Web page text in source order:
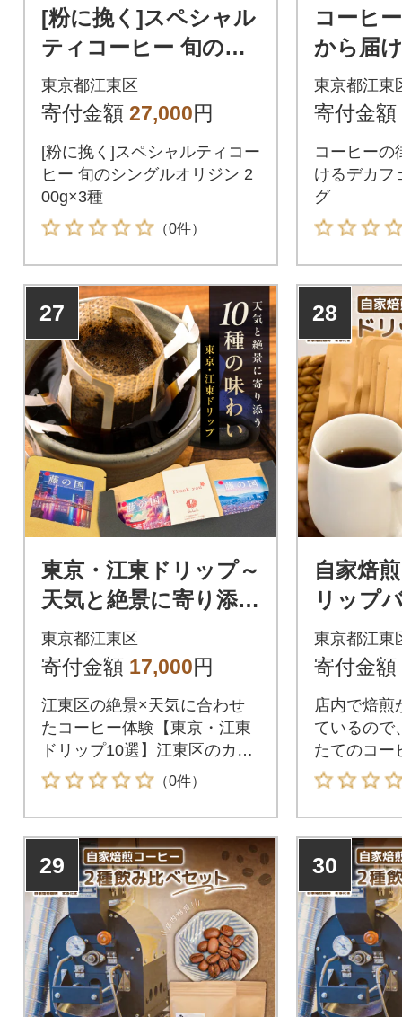
[粉に挽く]スペシャル
ティコーヒー 旬のシ
ングルオリジン 200g
×3種【kt054-004-2】
東京都江東区
寄付金額 27,000円
[粉に挽く]スペシャルティコー
ヒー 旬のシングルオリジン 2
00g×3種
（0件）
コーヒ
から届
のドリ
t055-
東京都江東
寄付金額
コーヒーの
けるデカフ
グ
27
東京・江東ドリップ～
天気と絶景に寄り添う
10種の味わい～【kt08
5-001】
東京都江東区
寄付金額 17,000円
江東区の絶景×天気に合わせ
たコーヒー体験【東京・江東
ドリップ10選】江東区のカフ
ェ、「カフェ・パークサイ
ド」から地域の魅力と感性を
届けるスペシャルセット
（0件）
28
自家焙
リップ
ット 【
東京都江東
寄付金額
店内で焙煎
ているので
たてのコー
ッグに詰め
29 30